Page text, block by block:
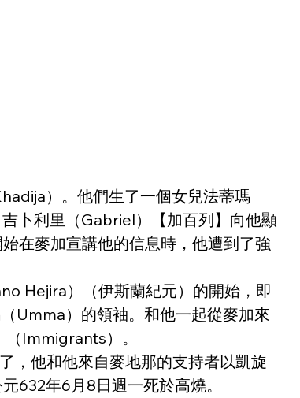
）。他們生了一個女兒法蒂瑪
卜利里（Gabriel）【加百列】向他顯
在麥加宣講他的信息時，他遭到了強
Hejira）（伊斯蘭紀元）的開始，即
Umma）的領袖。和他一起從麥加來
Immigrants）。
，他和他來自麥地那的支持者以凱旋
632年6月8日週一死於高燒。